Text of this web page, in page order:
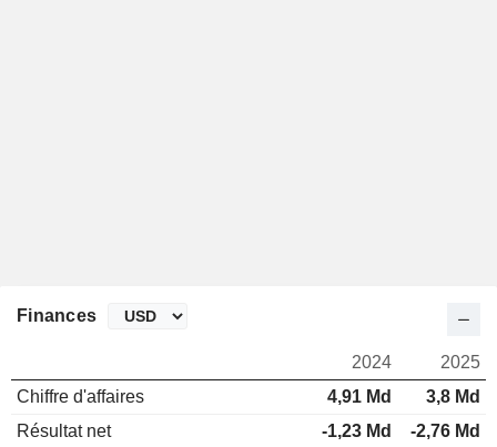
Finances
2024
2025
Chiffre d'affaires
4,91 Md
3,8 Md
Résultat net
-1,23 Md
-2,76 Md